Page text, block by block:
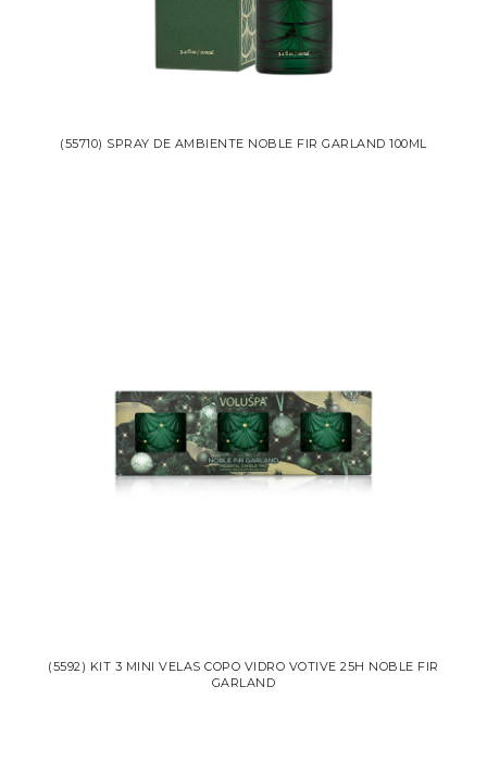
(55710) SPRAY DE AMBIENTE NOBLE FIR GARLAND 100ML
(5592) KIT 3 MINI VELAS COPO VIDRO VOTIVE 25H NOBLE FIR
GARLAND